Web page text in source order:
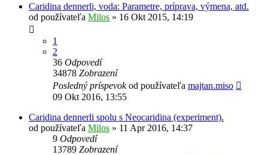
Caridina dennerli, voda: Parametre, príprava, výmena, atd.
od používateľa Milos » 16 Okt 2015, 14:19
1
2
36 Odpovedí
34878 Zobrazení
Posledný príspevokod používateľa majtan.miso
09 Okt 2016, 13:55
Caridina dennerli spolu s Neocaridina (experiment).
od používateľa Milos » 11 Apr 2016, 14:37
9 Odpovedí
13789 Zobrazení